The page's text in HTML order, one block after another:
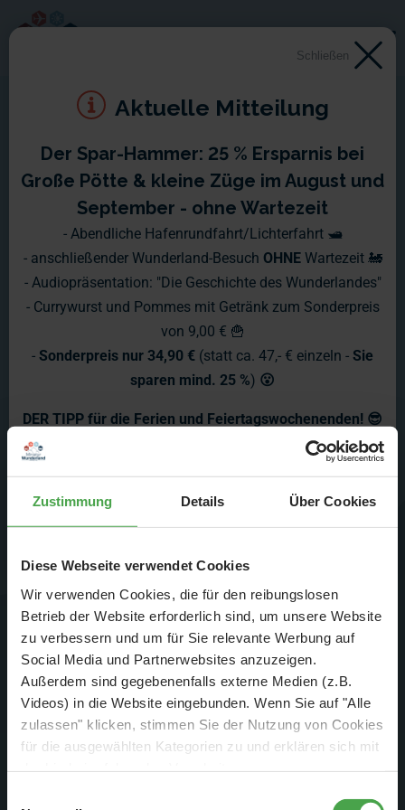
Zustimmung Details Über Cookies
Diese Webseite verwendet Cookies
Wir verwenden Cookies, die für den reibungslosen
Betrieb der Website erforderlich sind, um unsere Website
zu verbessern und um für Sie relevante Werbung auf
Social Media und Partnerwebsites anzuzeigen.
Außerdem sind gegebenenfalls externe Medien (z.B.
Videos) in die Website eingebunden. Wenn Sie auf "Alle
zulassen" klicken, stimmen Sie der Nutzung von Cookies
für die ausgewählten Kategorien zu und erklären sich mit
Miniatur Wunderland XXL -
Folge 6: Spezialeffekte in
der Lagunenstadt
Am 14.1.20 um 18:40 Uhr; am 15.1.20 um 8:35 Uhr und
Ankündigung vom Sender:
Das Miniatur Wunderland ist bekannt für seine liebevollen
Details und Gags, die auf Knopfdruck ausgelöst werden
können. Elektro-Spezialist Alex überprüft ob die Gimmicks in
Venedig auch funktionieren. Während Modellbauer Michel
an den historischen Fassaden der Lagunenstadt arbeitet,
Anlage.
Schließen
Aktuelle Mitteilung
Der Spar-Hammer: 25 % Ersparnis bei
Große Pötte & kleine Züge im August und
September - ohne Wartezeit
- Abendliche Hafenrundfahrt/Lichterfahrt 🛥️
- anschließender Wunderland-Besuch OHNE Wartezeit 🚂
- Audiopräsentation: "Die Geschichte des Wunderlandes"
- Currywurst und Pommes mit Getränk zum Sonderpreis
von 9,00 € 🍟
- Sonderpreis nur 34,90 € (statt ca. 47,- € einzeln - Sie
sparen mind. 25 %) 😮
DER TIPP für die Ferien und Feiertagswochenenden! 😎
Mehr erfahren